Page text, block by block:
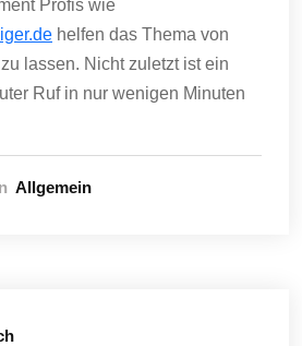
Profis wie
helfen das Thema von
lassen. Nicht zuletzt ist ein
Ruf in nur wenigen Minuten
Allgemein